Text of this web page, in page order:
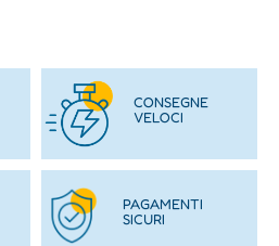
CONSEGNE
VELOCI
PAGAMENTI
SICURI